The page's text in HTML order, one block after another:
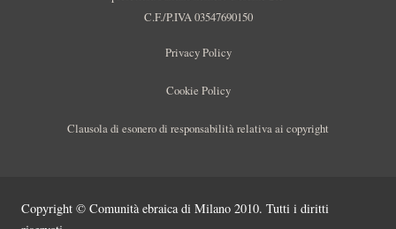
C.F./P.IVA 03547690150
Privacy Policy
Cookie Policy
Clausola di esonero di responsabilità relativa ai copyright
Copyright © Comunità ebraica di Milano 2010. Tutti i diritti